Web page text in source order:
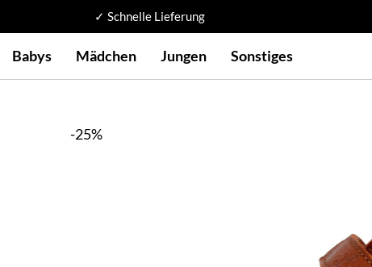
✓ Schnelle Lieferung
Babys Mädchen Jungen Sonstiges
-25%